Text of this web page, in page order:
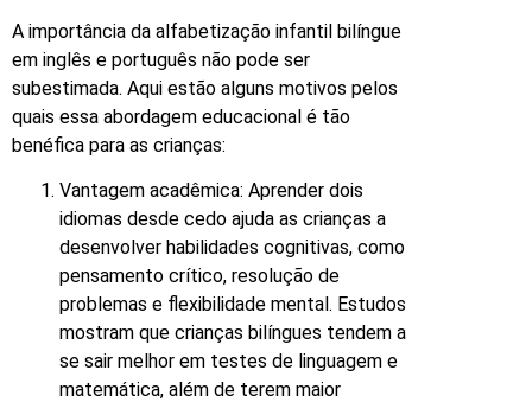
A importância da alfabetização infantil bilíngue
em inglês e português não pode ser
subestimada. Aqui estão alguns motivos pelos
quais essa abordagem educacional é tão
benéfica para as crianças:
Vantagem acadêmica: Aprender dois
idiomas desde cedo ajuda as crianças a
desenvolver habilidades cognitivas, como
pensamento crítico, resolução de
problemas e flexibilidade mental. Estudos
mostram que crianças bilíngues tendem a
se sair melhor em testes de linguagem e
matemática, além de terem maior